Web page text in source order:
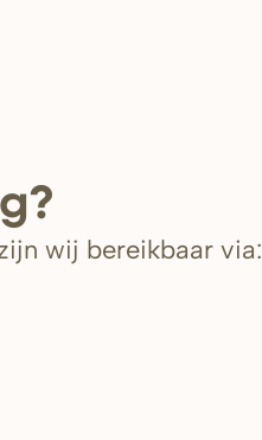
wij bereikbaar via: